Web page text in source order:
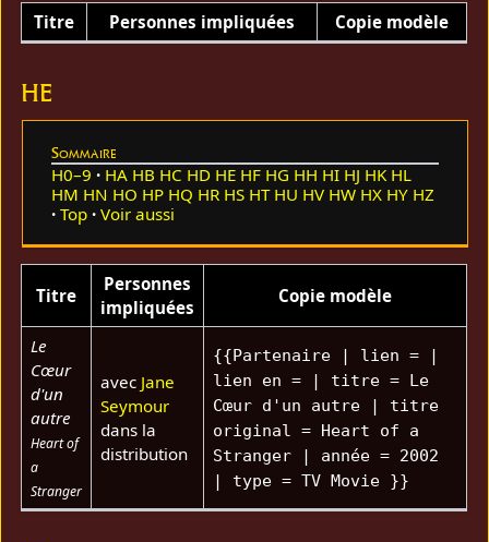
Titre Personnes impliquées Copie modèle
HE
Sommaire
H0–9 HA HB HC HD HE HF HG HH HI HJ HK HL
HM HN HO HP HQ HR HS HT HU HV HW HX HY HZ
Top
Voir aussi
Titre
Personnes
impliquées
Copie modèle
Le
Cœur
d'un
autre
Heart of
a
Stranger
avec Jane
Seymour
dans la
distribution
{{Partenaire | lien = |
lien en = | titre = Le
Cœur d'un autre | titre
original = Heart of a
Stranger | année = 2002
| type = TV Movie }}